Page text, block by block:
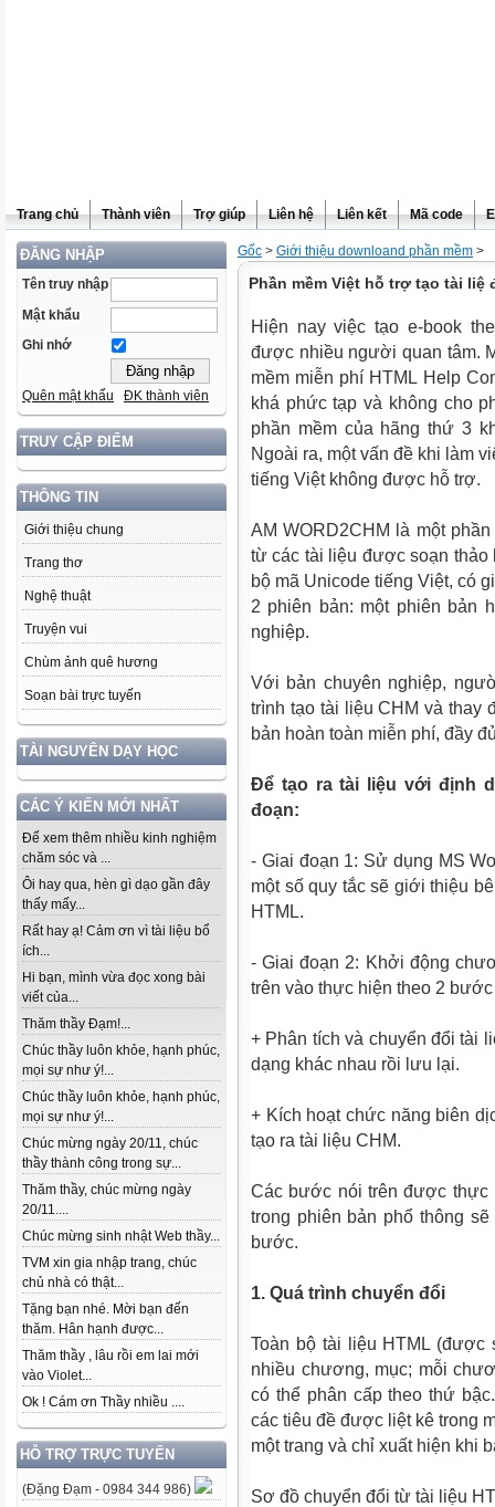
Trang chủ Thành viên Trợ giúp Liên hệ Liên kết Mã code
ĐĂNG NHẬP
Tên truy nhập
Mật khẩu
Ghi nhớ
Quên mật khẩu ĐK thành viên
TRUY CẬP ĐIỂM
THÔNG TIN
Giới thiệu chung
Trang thơ
Nghệ thuật
Truyện vui
Chùm ảnh quê hương
Soạn bài trực tuyến
TÀI NGUYÊN DẠY HỌC
CÁC Ý KIẾN MỚI NHẤT
Để xem thêm nhiều kinh nghiệm
chăm sóc và ...
Ôi hay qua, hèn gì dạo gần đây
thấy mấy...
Rất hay ạ! Cảm ơn vì tài liệu bổ
ích...
Hi bạn, mình vừa đọc xong bài
viết của...
Thăm thầy Đạm!...
Chúc thầy luôn khỏe, hạnh phúc,
mọi sự như ý!...
Chúc thầy luôn khỏe, hạnh phúc,
mọi sự như ý!...
Chúc mừng ngày 20/11, chúc
thầy thành công trong sự...
Thăm thầy, chúc mừng ngày
20/11....
Chúc mừng sinh nhật Web thầy...
TVM xin gia nhập trang, chúc
chủ nhà có thật...
Tặng bạn nhé. Mời bạn đến
thăm. Hân hạnh được...
Thăm thầy , lâu rồi em lai mới
vào Violet...
Ok ! Cám ơn Thầy nhiều ....
HỖ TRỢ TRỰC TUYẾN
(Đặng Đạm - 0984 344 986)
Gốc > Giới thiệu downloand phần mềm >
Phần mềm Việt hỗ trợ tạo tài liệ
Hiện nay việc tạo e-book
được nhiều người quan tâm.
mềm miễn phí HTML Help
khá phức tạp và không cho
phần mềm của hãng thứ 3
Ngoài ra, một vấn đề khi làm
tiếng Việt không được hỗ trợ.
AM WORD2CHM là một
từ các tài liệu được soạn
bộ mã Unicode tiếng Việt, có
2 phiên bản: một phiên bản
nghiệp.
Với bản chuyên nghiệp,
trình tạo tài liệu CHM và thay
bản hoàn toàn miễn phí, đầy
Để tạo ra tài liệu với định
đoạn:
- Giai đoạn 1: Sử dụng MS
một số quy tắc sẽ giới thiệu
HTML.
- Giai đoạn 2: Khởi động
trên vào thực hiện theo 2
+ Phân tích và chuyển đổi tài
dạng khác nhau rồi lưu lại.
+ Kích hoạt chức năng biên
tạo ra tài liệu CHM.
Các bước nói trên được thực
trong phiên bản phổ thông
bước.
1. Quá trình chuyển đổi
Toàn bộ tài liệu HTML
nhiều chương, mục; mỗi
có thể phân cấp theo thứ
các tiêu đề được liệt kê trong
một trang và chỉ xuất hiện khi
Sơ đồ chuyển đổi từ tài liệu